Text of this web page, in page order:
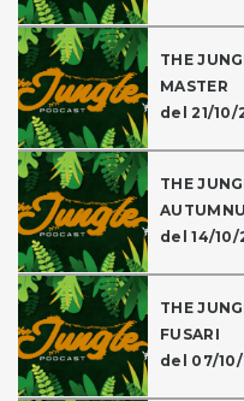
THE
MASTER
del 21/10/
THE
del 14/10/
THE
FUSARI
del 07/